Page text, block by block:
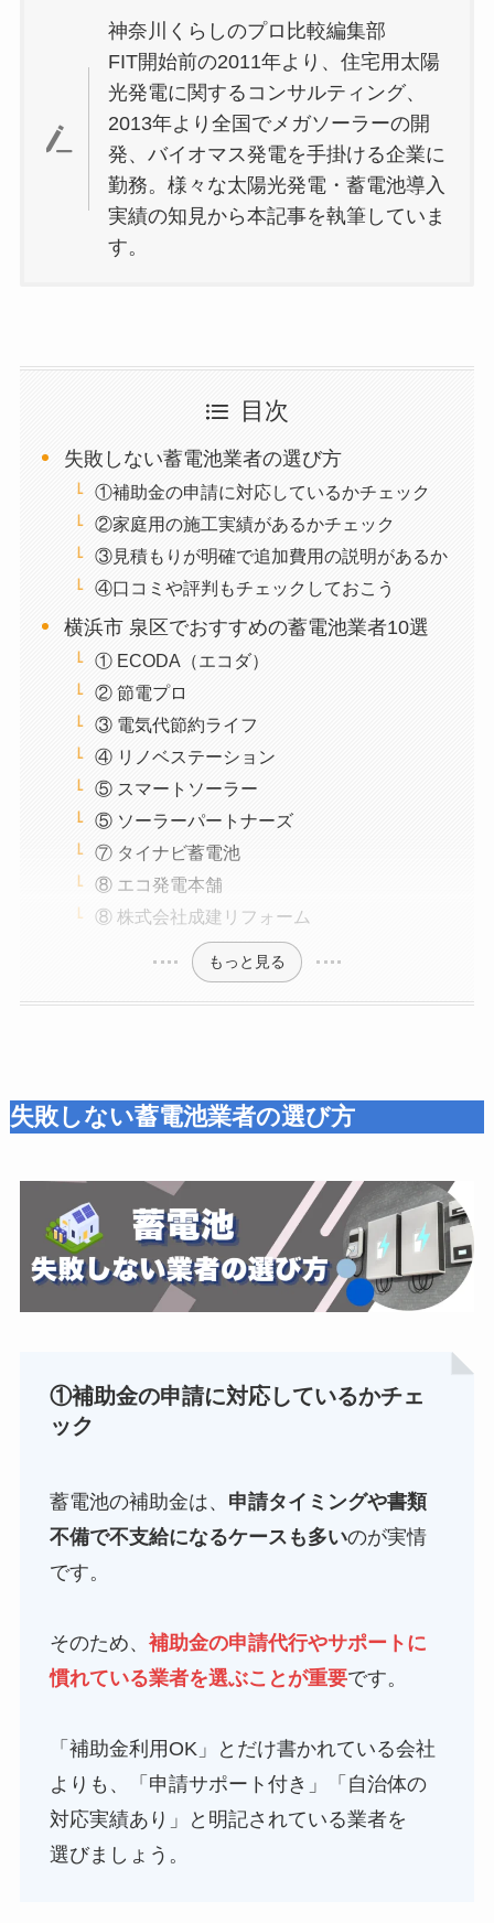
神奈川くらしのプロ比較編集部
FIT開始前の2011年より、住宅用太陽
光発電に関するコンサルティング、
2013年より全国でメガソーラーの開
発、バイオマス発電を手掛ける企業に
勤務。様々な太陽光発電・蓄電池導入
実績の知見から本記事を執筆していま
す。
目次
失敗しない蓄電池業者の選び方
①補助金の申請に対応しているかチェック
②家庭用の施工実績があるかチェック
③見積もりが明確で追加費用の説明があるか
④口コミや評判もチェックしておこう
横浜市 泉区でおすすめの蓄電池業者10選
① ECODA（エコダ）
② 節電プロ
③ 電気代節約ライフ
④ リノベステーション
⑤ スマートソーラー
⑤ ソーラーパートナーズ
⑦ タイナビ蓄電池
⑧ エコ発電本舗
⑧ 株式会社成建リフォーム
もっと見る
失敗しない蓄電池業者の選び方
①補助金の申請に対応しているかチェ
ック
蓄電池の補助金は、 申請タイミングや書類
不備で不支給になるケースも多いのが実情
です。
そのため、 補助金の申請代行やサポートに
慣れている業者を選ぶことが重要です。
「補助金利用OK」とだけ書かれている会社
よりも、「申請サポート付き」「自治体の
対応実績あり」と明記されている業者を
選びましょう。